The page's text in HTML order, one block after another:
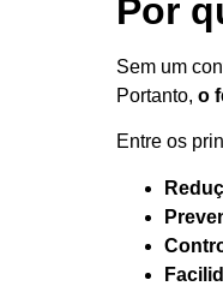
Por
Sem um
Portanto, o
Entre os